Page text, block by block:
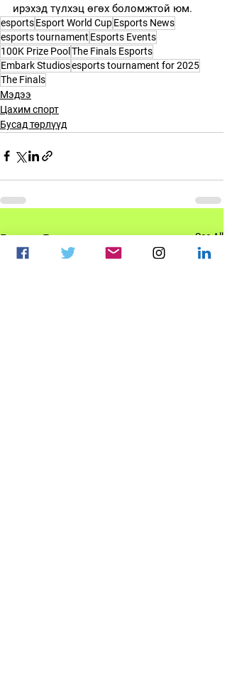
ирэхэд түлхэц өгөх боломжтой юм.
esportsEsport World CupEsports News
esports tournament Esports Events
100K Prize Pool The Finals Esports
Embark Studiosesports tournament for 2025
The Finals
Мэдээ
Цахим спорт
Бусад төрлүүд
Recent Posts See All